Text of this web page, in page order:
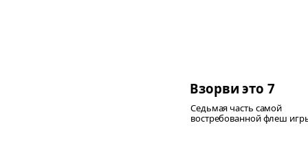
Взорви это 7
Седьмая часть самой
востребованной флеш